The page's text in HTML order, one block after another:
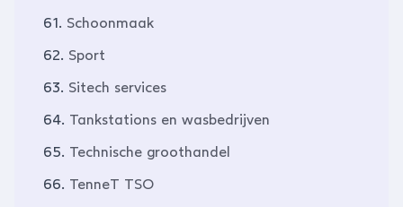
61. Schoonmaak
62. Sport
63. Sitech services
64. Tankstations en wasbedrijven
65. Technische groothandel
66. TenneT TSO